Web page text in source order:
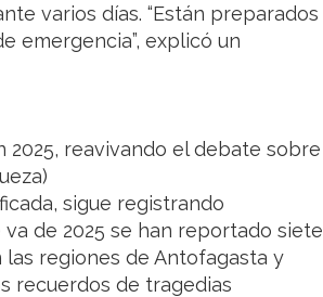
varios días. “Están preparados
emergencia”, explicó un
reavivando el debate sobre
sigue registrando
de 2025 se han reportado siete
regiones de Antofagasta y
recuerdos de tragedias